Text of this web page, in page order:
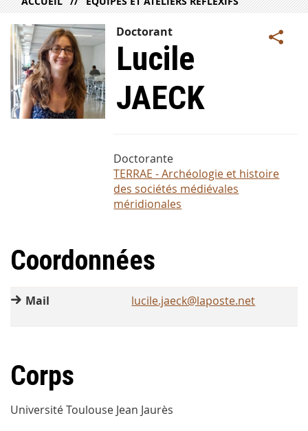
Doctorant
Lucile
JAECK
Doctorante
TERRAE - Archéologie et histoire
des sociétés médiévales
méridionales
Coordonnées
Mail lucile.jaeck@laposte.net
Corps
Université Toulouse Jean Jaurès